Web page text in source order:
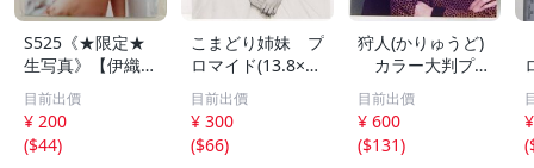
S525《★限定★
生写真》【伊織も
え】ビッグコミッ
クスピリッツ 202
6年8月3日号 ★セ
ブンネット限定特
目前出價
¥ 200
($44)
こまどり姉妹 プ
ロマイド(13.8×8.
5cm) 1枚●bn.4
6
目前出價
¥ 300
($66)
狩人(かりゅうど)
カラー大判プロ
マイド(18×13cm)
1枚●bn.48
目前出價
¥ 600
($131)
(